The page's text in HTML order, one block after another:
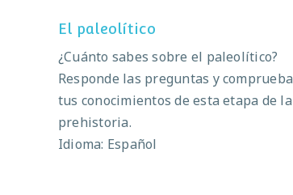
El paleolítico
¿Cuánto sabes sobre el paleolítico?
Responde las preguntas y comprueba
tus conocimientos de esta etapa de la
prehistoria.
Idioma: Español